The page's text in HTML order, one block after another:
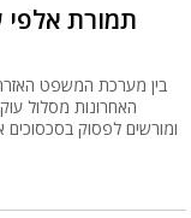
תמורת אלפי
בין מערכת המשפט
האחרונות מסלול
ומורשים לפסוק